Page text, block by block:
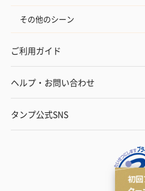
その他のシーン
ご利用ガイド
ヘルプ・お問い合わせ
タンプ公式SNS